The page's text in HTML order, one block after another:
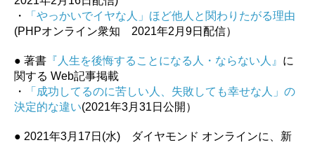
・
「やっかいでイヤな人」ほど他人と関わりたがる理由
(PHPオンライン衆知 2021年2月9日配信）
● 著書 『人生を後悔することになる人・ならない人』 に
関する Web記事掲載
・
「成功してるのに苦しい人、失敗しても幸せな人」の
決定的な違い(2021年3月31日公開）
● 2021年3月17日(水) ダイヤモンド オンラインに、新